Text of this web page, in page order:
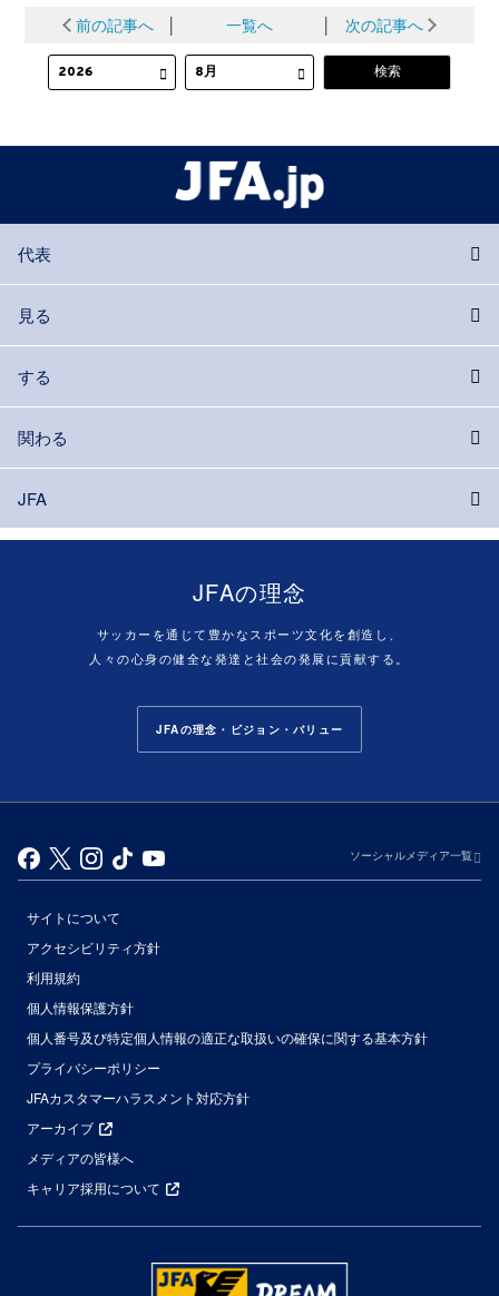
前の記事へ │ 一覧へ │ 次の記事へ
代表
見る
する
関わる
JFA
JFAの理念
サッカーを通じて豊かなスポーツ文化を創造し、
人々の心身の健全な発達と社会の発展に貢献する。
JFAの理念・ビジョン・バリュー
ソーシャルメディア一覧
サイトについて
アクセシビリティ方針
利用規約
個人情報保護方針
個人番号及び特定個人情報の適正な取扱いの確保に関する基本方針
プライバシーポリシー
JFAカスタマーハラスメント対応方針
アーカイブ
メディアの皆様へ
キャリア採用について